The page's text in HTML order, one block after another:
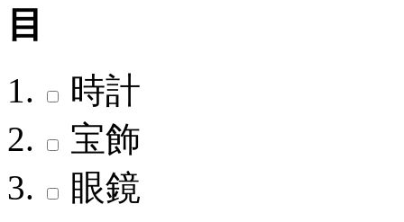
時計
宝飾
眼鏡